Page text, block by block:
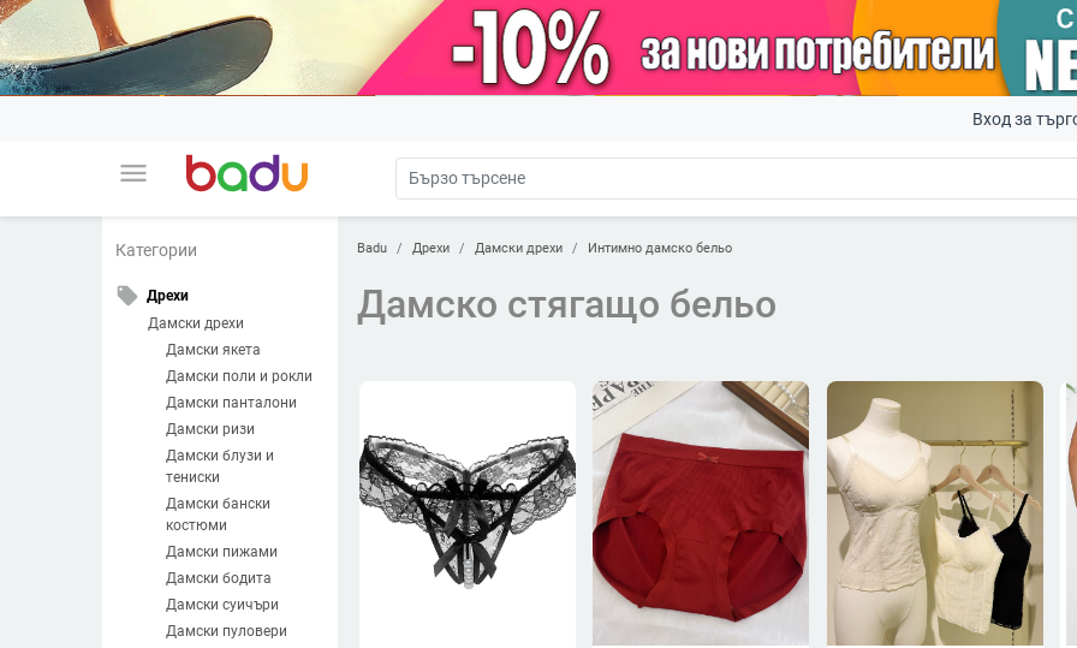
menu
Вход за
Категории
local_offer Дрехи
Дамски дрехи
Дамски якета
Дамски поли и рокли
Дамски панталони
Дамски ризи
Дамски блузи и
тениски
Дамски бански
костюми
Дамски пижами
Дамски бодита
Дамски суичъри
Дамски пуловери
Badu Дрехи Дамски дрехи Интимно дамско бельо
Дамско стягащо бельо